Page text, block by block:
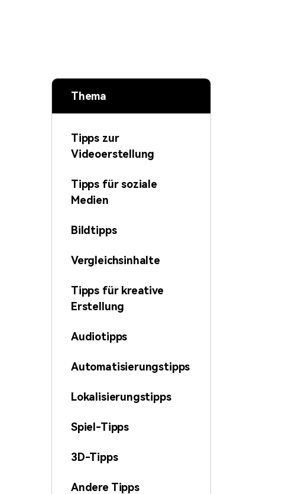
Thema
Tipps zur
Videoerstellung
Tipps für soziale
Medien
Bildtipps
Vergleichsinhalte
Tipps für kreative
Erstellung
Audiotipps
Automatisierungstipps
Lokalisierungstipps
Spiel-Tipps
3D-Tipps
Andere Tipps